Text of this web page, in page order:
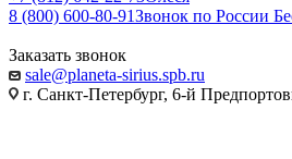
8 (800) 600-80-91Звонок по России
Заказать звонок
sale@planeta-sirius.spb.ru
г. Санкт-Петербург, 6-й